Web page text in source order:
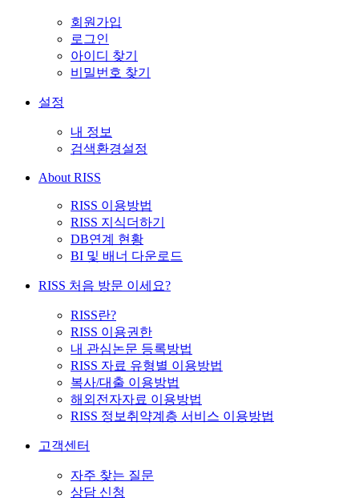
회원가입
로그인
아이디 찾기
비밀번호 찾기
설정
내 정보
검색환경설정
About RISS
RISS 이용방법
RISS 지식더하기
DB연계 현황
BI 및 배너 다운로드
RISS 처음 방문 이세요?
RISS란?
RISS 이용권한
내 관심논문 등록방법
RISS 자료 유형별 이용방법
복사/대출 이용방법
해외전자자료 이용방법
RISS 정보취약계층 서비스 이용방법
고객센터
자주 찾는 질문
상담 신청